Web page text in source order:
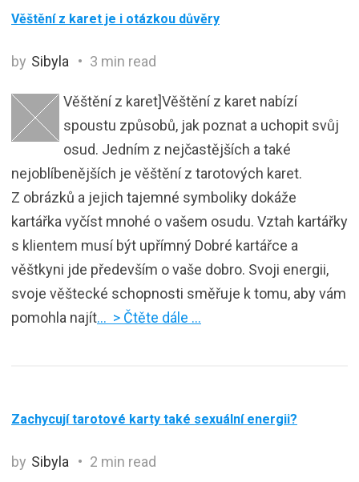
Věštění z karet je i otázkou důvěry
by Sibyla 3 min read
Věštění z karet]Věštění z karet nabízí
spoustu způsobů, jak poznat a uchopit svůj
osud. Jedním z nejčastějších a také
nejoblíbenějších je věštění z tarotových karet.
Z obrázků a jejich tajemné symboliky dokáže
kartářka vyčíst mnohé o vašem osudu. Vztah kartářky
s klientem musí být upřímný Dobré kartářce a
věštkyni jde především o vaše dobro. Svoji energii,
svoje věštecké schopnosti směřuje k tomu, aby vám
pomohla najít… > Čtěte dále …
Zachycují tarotové karty také sexuální energii?
by Sibyla 2 min read